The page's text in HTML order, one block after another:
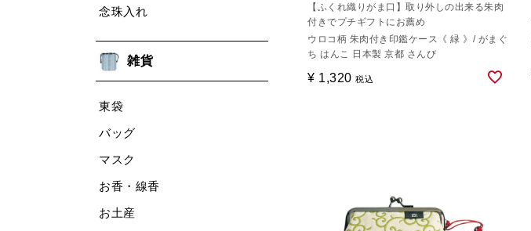
念珠入れ
雑貨
東袋
バッグ
マスク
お香・線香
お土産
【ふくれ織りがま口】取り外しの出来る朱肉
付きでプチギフトにお薦め
ウロコ柄 朱肉付き印鑑ケース《 緑 》/ がまぐ
ち はんこ 日本製 京都 さんび
¥ 1,320 税込